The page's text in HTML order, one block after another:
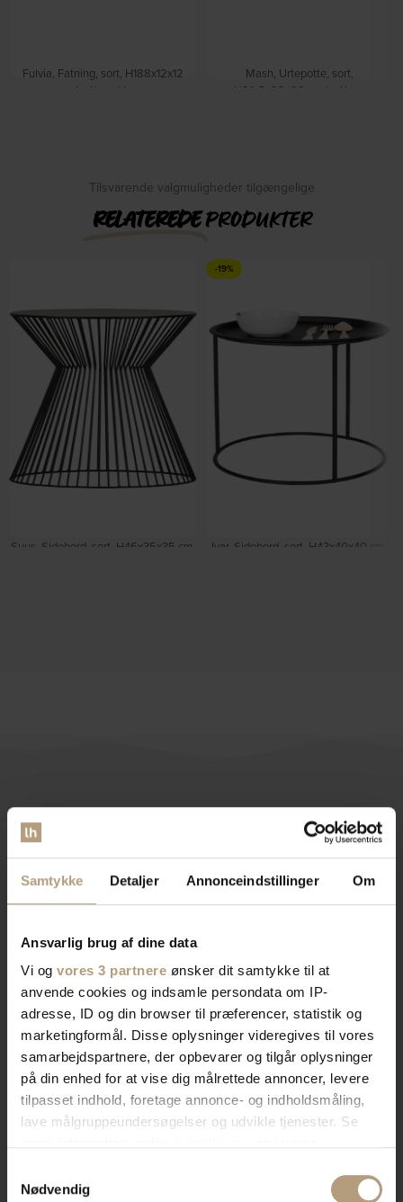
Samtykke Detaljer Annonceindstillinger Om
Ansvarlig brug af dine data
Vi og vores 3 partnere ønsker dit samtykke til at
anvende cookies og indsamle persondata om IP-
adresse, ID og din browser til præferencer, statistik og
marketingformål. Disse oplysninger videregives til vores
samarbejdspartnere, der opbevarer og tilgår oplysninger
på din enhed for at vise dig målrettede annoncer, levere
tilpasset indhold, foretage annonce- og indholdsmåling,
lave målgruppeundersøgelser og udvikle tjenester. Se
tilbage eller ændre indstillinger fra vores
Nødvendig
Fulvia, Fatning, sort, H188x12x12
cm by Kave Home
Mash, Urtepotte, sort,
H30,5x28x28 cm by Kave
Tilsvarende valgmuligheder tilgængelige
RELATEREDEPRODUKTER
Suus, Sidebord, sort, H46x35x35 cm,
-19%
Ivar, Sidebord, sort, H43x40x40 cm,
Vi er
indenfor
indretning af private hjem og
erhvervslokaler​
Vores brede sortiment forvandler dit rum med stil og
funktionalitet. Find tidløst design, æstetik, eller
farverigt interiør. Vi har skænke, TV-borde, bordben,
og mere, der afspejler din stil. Vores produkter
kombinerer skønhed og praktik for et hjem der
imponerer. Skab rummet du drømmer om med os.
Bliv kontaktet af en salgskonsulent